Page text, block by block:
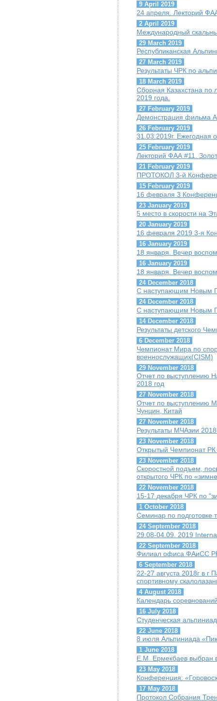
9 April 2019
24 апреля. Лекторий
2 April 2019
Международный
29 March 2019
Республиканская
27 March 2019
Результаты ЧРК по
18 March 2019
Сборная Казахстана по
2019 года.
27 February 2019
Демонстрация фильма
26 February 2019
31.03.2019г.
25 February 2019
Лекторий ФАА #11.
21 February 2019
ПРОТОКОЛ 3-й
15 February 2019
16 февраля 3
23 January 2019
5 место в скорости на
20 January 2019
16 февраля 2019 3-я
16 January 2019
18 января. Вечер
16 January 2019
18 января. Вечер
24 December 2018
С наступающим Новым
24 December 2018
С наступающим Новым
14 December 2018
Результаты детского
6 December 2018
Чемпионат Мира по
военнослужащих(CISM)
29 November 2018
Отчет по выступлению
2018 год
27 November 2018
Отчет по выступлению
Чунцин, Китай
27 November 2018
Результаты МЧАзии
23 November 2018
Открытый Чемпионат РК
23 November 2018
Скоростной подъем,
открытого ЧРК по
22 November 2018
15-17 декабря ЧРК по
1 October 2018
Семинар по подготовке
24 September 2018
29.08-04.09. 2019
22 September 2018
Филиал офиса ФАиСС
6 September 2018
22-27 августа 2018г в
спортивному
4 August 2018
Календарь
16 July 2018
Студенческая
22 June 2018
8 июля Альпиниада
1 June 2018
Е.М. Ермекбаев выбран
23 May 2018
Конференция:
17 May 2018
Протокол Собрания